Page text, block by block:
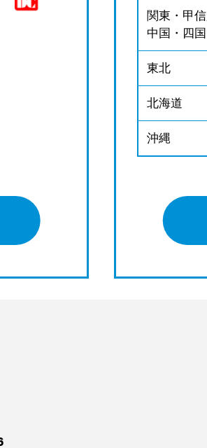
関東・甲
中国・四
東北
北海道
沖縄